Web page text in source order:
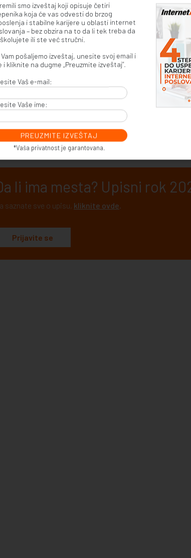
smo izveštaj koji opisuje četiri
koja će vas odvesti do brzog
i stabilne karijere u oblasti internet
– bez obzira na to da li tek treba da
ili ste već stručni.
Vam pošaljemo izveštaj, unesite svoj email i
i kliknite na dugme „Preuzmite izveštaj”.
Vaš e-mail:
Vaše ime:
*Vaša privatnost je garantovana.
stepenika do uspešne karijere u
smo dokument koji otkriva koja su to četiri
Preuzmite izveštaj ovde.
li ima mesta? Upisni rok
saznate sve o upisu, kliknite ovde.
Prijavite se